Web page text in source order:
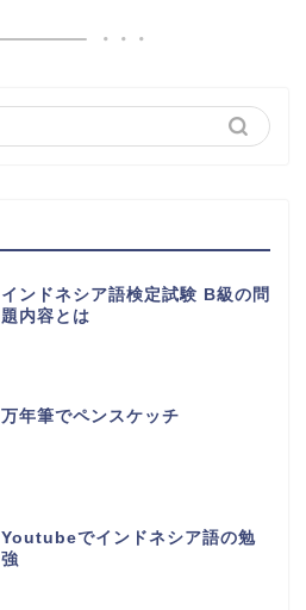
インドネシア語検定試験 B級の問
題内容とは
万年筆でペンスケッチ
Youtubeでインドネシア語の勉
強